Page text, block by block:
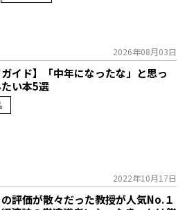
2026年08月03日
ガイド】「中年になったな」と思っ
い本5選
2022年10月17日
評価が散々だった教授が人気No.１